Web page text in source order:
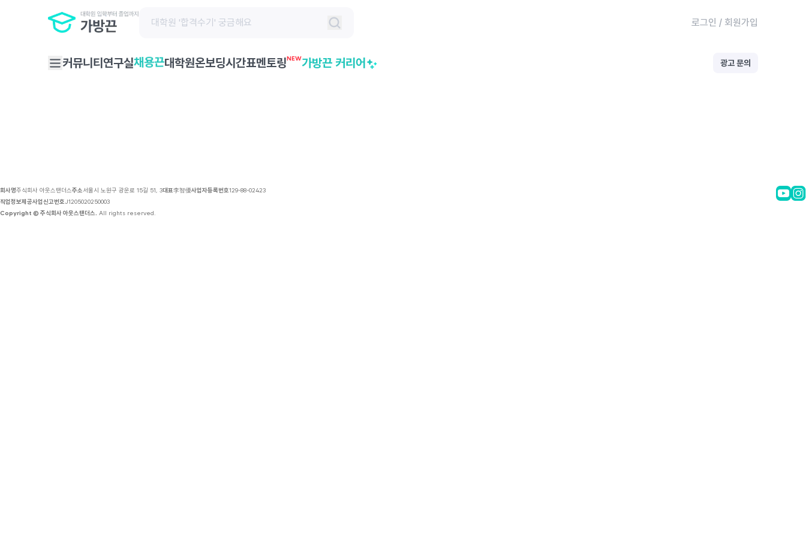
로그인 / 회원가입
커뮤니티 연구실채용끈대학원온보딩시간표멘토링NEW가방끈 커리어 광고 문의
회사명주식회사 아웃스탠더스주소서울시 노원구 광운로 15길 51, 3대표李智優사업자등록번호129-88-02423
직업정보제공사업신고번호J1205020250003
Copyright © 주식회사 아웃스탠더스. All rights reserved.